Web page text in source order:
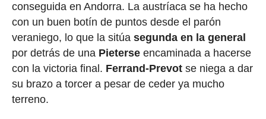
conseguida en Andorra. La austríaca se ha hecho
con un buen botín de puntos desde el parón
veraniego, lo que la sitúa segunda en la general
por detrás de una Pieterse encaminada a hacerse
con la victoria final. Ferrand-Prevotse niega a dar
su brazo a torcer a pesar de ceder ya mucho
terreno.